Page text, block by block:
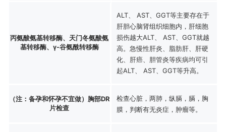
丙氨酸氨基转移酶、天门冬氨酸氨
基转移酶、γ-谷氨酰转移酶
ALT、 AST、GGT等主要存在于
肝胆心脑肾组织细胞内，肝细胞
损伤越大ALT、 AST、GGT就越
高。急慢性肝炎、脂肪肝、肝硬
化、肝癌、胆管炎等疾病均可引
起ALT、 AST、GGT等升高。
（注：备孕和怀孕不宜做）胸部DR
片检查
检查心脏，两肺，纵膈，膈，胸
膜，判断有无炎症，肿瘤等。